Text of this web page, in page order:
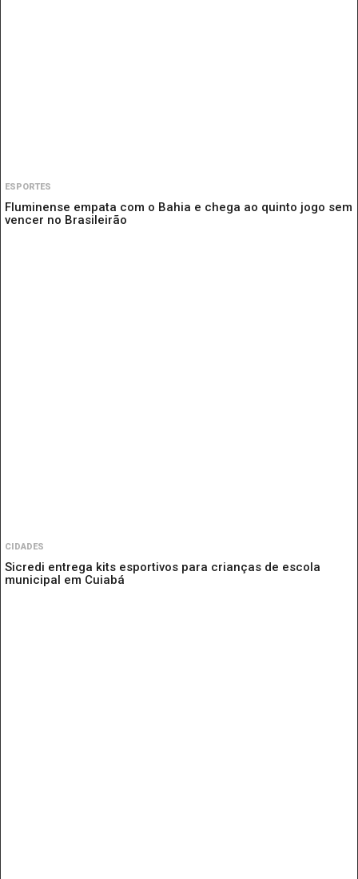
ESPORTES
Fluminense empata com o Bahia e chega ao quinto jogo sem
vencer no Brasileirão
CIDADES
Sicredi entrega kits esportivos para crianças de escola
municipal em Cuiabá